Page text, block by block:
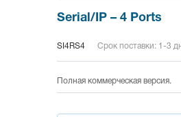
Serial/IP – 4 Ports
SI4RS4 Срок поставки: 1-3
Полная коммерческая версия.